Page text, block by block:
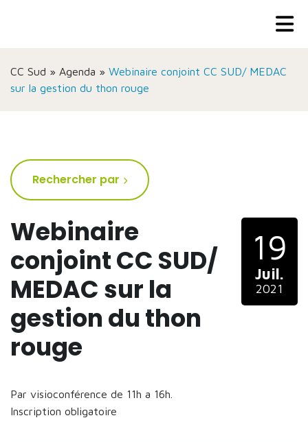
CC Sud » Agenda » Webinaire conjoint CC SUD/ MEDAC
sur la gestion du thon rouge
Webinaire
conjoint CC SUD/
MEDAC sur la
gestion du thon
rouge
Par visioconférence de 11h a 16h.
Inscription obligatoire
19
Juil.
2021
Rechercher par